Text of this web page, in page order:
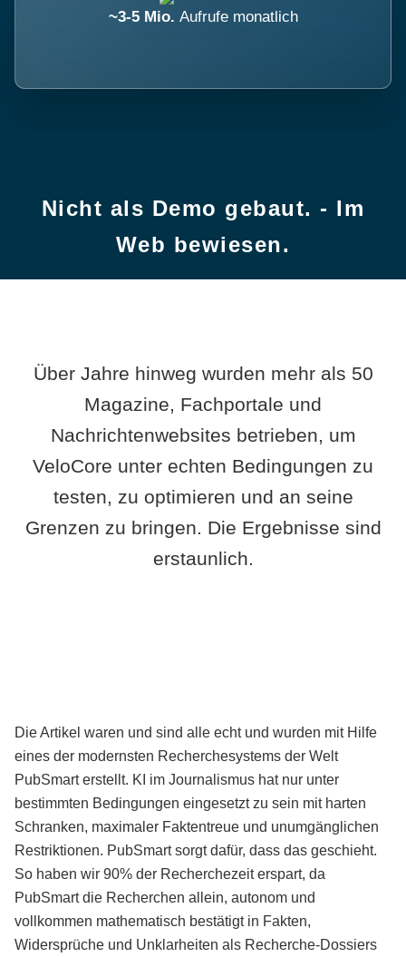
~3-5 Mio. Aufrufe monatlich
Nicht als Demo gebaut. - Im
Web bewiesen.
Über Jahre hinweg wurden mehr als 50
Magazine, Fachportale und
Nachrichtenwebsites betrieben, um
VeloCore unter echten Bedingungen zu
testen, zu optimieren und an seine
Grenzen zu bringen. Die Ergebnisse sind
erstaunlich.
Die Artikel waren und sind alle echt und wurden mit Hilfe
eines der modernsten Recherchesystems der Welt
PubSmart erstellt. KI im Journalismus hat nur unter
bestimmten Bedingungen eingesetzt zu sein mit harten
Schranken, maximaler Faktentreue und unumgänglichen
Restriktionen. PubSmart sorgt dafür, dass das geschieht.
So haben wir 90% der Recherchezeit erspart, da
PubSmart die Recherchen allein, autonom und
vollkommen mathematisch bestätigt in Fakten,
Widersprüche und Unklarheiten als Recherche-Dossiers